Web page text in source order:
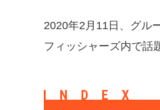
2020年2月11日、グル
フィッシャーズ内で話
INDEX